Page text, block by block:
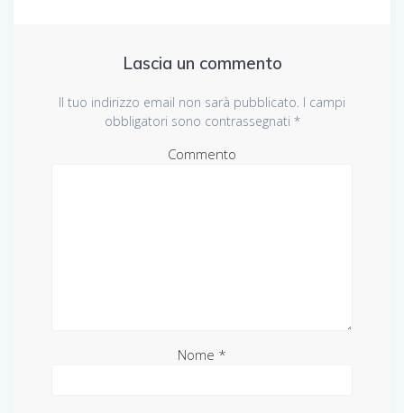
Lascia un commento
Il tuo indirizzo email non sarà pubblicato. I campi
obbligatori sono contrassegnati *
Commento
Nome *